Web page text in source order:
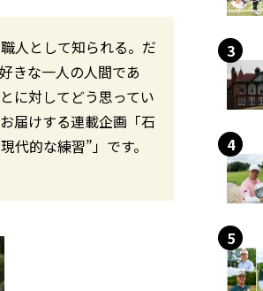
人として知られる。だ
きな一人の人間であ
に対してどう思ってい
届けする連載企画「石
的な練習”」です。